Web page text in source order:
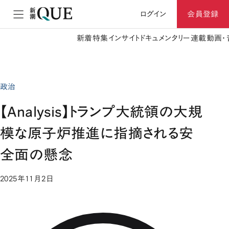
ログイン 会員登録
新着特集 インサイト ドキュメンタリー 連載動画
政治
【Analysis】トランプ大統領の大規
模な原子炉推進に指摘される安
全面の懸念
2025年11月2日